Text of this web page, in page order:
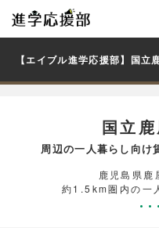
国立
周辺の一人暮らし向け
鹿児島県鹿
約1.5km圏内の一